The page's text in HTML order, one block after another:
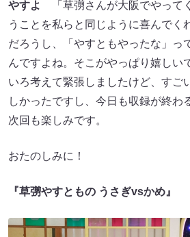
やすよ
「草彅さんが大阪でやって
うことを私らと同じように喜んでく
だろうし、「やすともやったな」っ
んですよね。そこがやっぱり嬉しい
いろ考えて緊張しましたけど、すご
しかったですし、今日も収録が終わ
次回も楽しみです。
おたのしみに！
『草彅やすともの うさぎvsかめ』